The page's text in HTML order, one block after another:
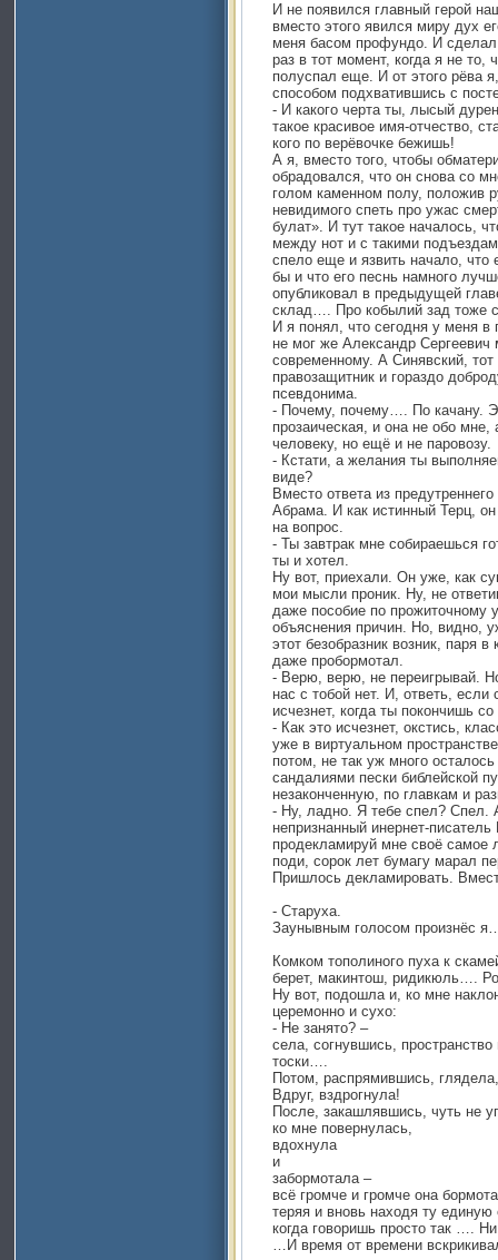
И не появился главный герой
вместо этого явился миру дух
меня басом профундо. И сделал
раз в тот момент, когда я не
полуспал еще. И от этого рёва
способом подхватившись с
- И какого черта ты, лысый
такое красивое имя-отчество,
кого по верёвочке бежишь!
А я, вместо того, чтобы
обрадовался, что он снова со
голом каменном полу, положив
невидимого спеть про ужас
булат». И тут такое началось,
между нот и с такими
спело еще и язвить начало, что
бы и что его песнь намного
опубликовал в предыдущей
склад…. Про кобылий зад тоже
И я понял, что сегодня у меня в
не мог же Александр Сергеевич
современному. А Синявский,
правозащитник и гораздо
псевдонима.
- Почему, почему…. По качану.
прозаическая, и она не обо
человеку, но ещё и не паровозу.
- Кстати, а желания ты
виде?
Вместо ответа из
Абрама. И как истинный Терц,
на вопрос.
- Ты завтрак мне собираешься
ты и хотел.
Ну вот, приехали. Он уже, как
мои мысли проник. Ну, не
даже пособие по прожиточному
объяснения причин. Но, видно,
этот безобразник возник, паря
даже пробормотал.
- Верю, верю, не переигрывай.
нас с тобой нет. И, ответь,
исчезнет, когда ты покончишь
- Как это исчезнет, окстись,
уже в виртуальном
потом, не так уж много
сандалиями пески библейской
незаконченную, по главкам и
- Ну, ладно. Я тебе спел? Спел.
непризнанный инернет-
продекламируй мне своё самое
поди, сорок лет бумагу марал
Пришлось декламировать.
- Старуха.
Заунывным голосом произнёс
Комком тополиного пуха к
берет, макинтош, ридикюль….
Ну вот, подошла и, ко мне
церемонно и сухо:
- Не занято? –
села, согнувшись,
тоски….
Потом, распрямившись,
Вдруг, вздрогнула!
После, закашлявшись, чуть не
ко мне повернулась,
вдохнула
и
забормотала –
всё громче и громче она
теряя и вновь находя ту единую
когда говоришь просто так ….
…И время от времени